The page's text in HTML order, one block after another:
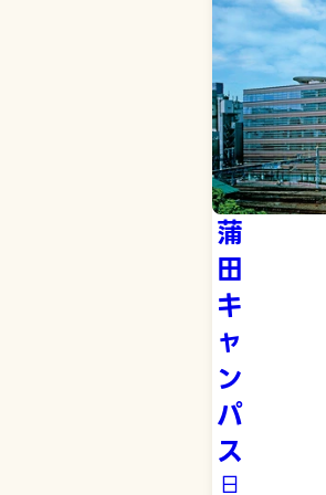
蒲
田
キ
ャ
ン
パ
ス
日